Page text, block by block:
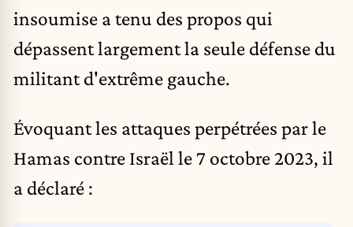
insoumise a tenu des propos qui
dépassent largement la seule défense du
militant d'extrême gauche.
Évoquant les attaques perpétrées par le
Hamas contre Israël le 7 octobre 2023, il
a déclaré :